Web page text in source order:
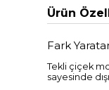
Ürün
Fark
Tekli çiçek
sayesinde